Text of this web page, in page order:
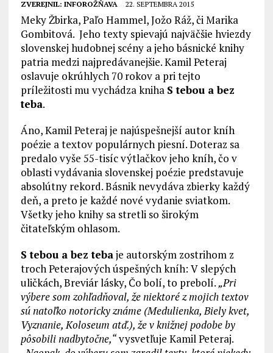
ZVEREJNIL: INFOROŽŇAVA 22. SEPTEMBRA 2015
Meky Žbirka, Paľo Hammel, Jožo Ráž, či Marika
Gombitová. Jeho texty spievajú najväčšie hviezdy
slovenskej hudobnej scény a jeho básnické knihy
patria medzi najpredávanejšie. Kamil Peteraj
oslavuje okrúhlych 70 rokov a pri tejto
príležitosti mu vychádza kniha S tebou a bez
teba.
Áno, Kamil Peteraj je najúspešnejší autor kníh
poézie a textov populárnych piesní. Doteraz sa
predalo vyše 55-tisíc výtlačkov jeho kníh, čo v
oblasti vydávania slovenskej poézie predstavuje
absolútny rekord. Básnik nevydáva zbierky každý
deň, a preto je každé nové vydanie sviatkom.
Všetky jeho knihy sa stretli so širokým
čitateľským ohlasom.
S tebou a bez tebaje autorským zostrihom z
troch Peterajových úspešných kníh: V slepých
uličkách, Breviár lásky, Čo bolí, to prebolí.„Pri
výbere som zohľadňoval, že niektoré z mojich textov
sú natoľko notoricky známe (Medulienka, Biely kvet,
Vyznanie, Koloseum atď.), že v knižnej podobe by
pôsobili nadbytočne,“vysvetľuje Kamil Peteraj.